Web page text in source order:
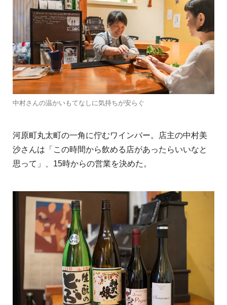
中村さんの温かいもてなしに気持ちが安らぐ
河原町丸太町の一角に佇むワインバー。店主の中村美
沙さんは「この時間から飲める店があったらいいなと
思って」、15時からの営業を決めた。